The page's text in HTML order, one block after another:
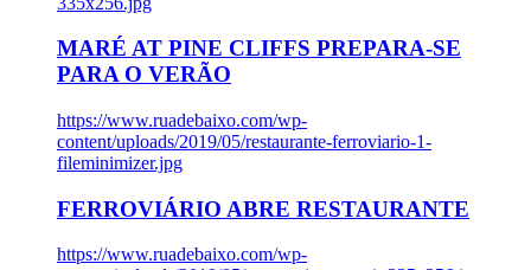
MARÉ AT PINE CLIFFS PREPARA-SE
PARA O VERÃO
https://www.ruadebaixo.com/wp-
content/uploads/2019/05/restaurante-ferroviario-1-
fileminimizer.jpg
FERROVIÁRIO ABRE RESTAURANTE
https://www.ruadebaixo.com/wp-